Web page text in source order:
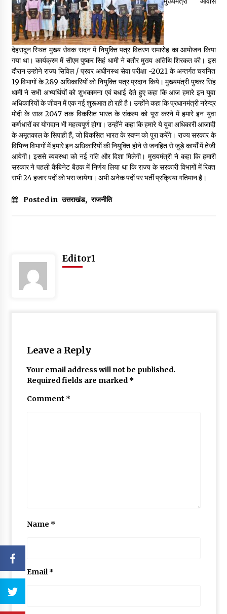
May 16, 2022
Thought Of The Day 14 May
May 14, 2022
Thought Of The Day 13 May
May 13, 2022
Thought Of The Day 12 May
May 12, 2022
Thought Of The Day 11 May
देहरादून स्थित मुख्य सेवक सदन में नियुक्ति पत्र वितरण समारोह का आयोजन किया
गया था। कार्यक्रम में सीएम पुष्कर सिहं धामी ने बतौर मुख्य अतिथि शिरकत की। इस
दौरान उन्होने राज्य सिविल / प्रवर अधीनस्थ सेवा परीक्षा -2021 के अन्तर्गत चयनित
19 विभागों के 289 अधिकारियों को नियुक्ति पत्र प्रदान किये। मुख्यमंत्री पुष्कर सिंह
धामी ने सभी अभ्यर्थियों को शुभकामना एवं बधाई देते हुए कहा कि आज हमारे इन युवा
अधिकारियों के जीवन में एक नई शुरूआत हो रही है। उन्होंने कहा कि प्रधानमंत्री नरेन्द्र
मोदी के साल 2047 तक विकसित भारत के संकल्प को पूरा करने में हमारे इन युवा
कर्णधारों का योगदान भी महत्वपूर्ण होगा। उन्होंने कहा कि हमारे ये युवा अधिकारी आजादी
के अमृतकाल के सिपाही हैं, जो विकसित भारत के स्वप्न को पूरा करेंगे। राज्य सरकार के
विभिन्न विभागों में हमारे इन अधिकारियों की नियुक्ति होने से जनहित से जुड़े कार्यों में तेजी
आयेगी। इससे व्यवस्था को नई गति और दिशा मिलेगी। मुख्यमंत्री ने कहा कि हमारी
सरकार ने पहली कैबिनेट बैठक में निर्णय लिया था कि राज्य के सरकारी विभागों में रिक्त
सभी 24 हजार पदों को भरा जायेगा। अभी अनेक पदों पर भर्ती प्रक्रिया गतिमान है।
Posted in उत्तराखंड, राजनीति
Editor1
Leave a Reply
Your email address will not be published.
Required fields are marked *
Comment *
Name *
Email*